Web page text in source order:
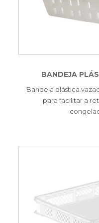
BANDEJA
Bandeja plástica
para facilitar a